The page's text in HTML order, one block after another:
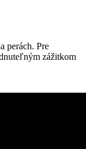
perách. Pre
zážitkom